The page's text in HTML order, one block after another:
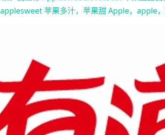
苹果多汁，苹果甜 Apple，apple